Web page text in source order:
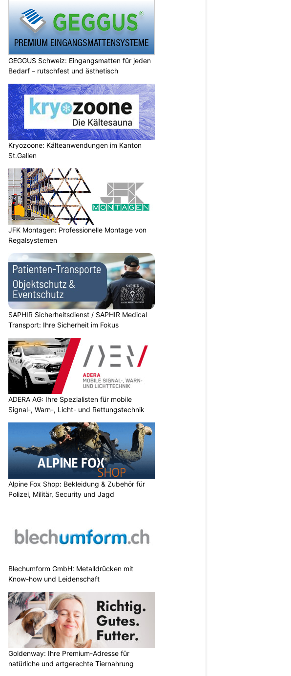
GEGGUS Schweiz: Eingangsmatten für jeden
Bedarf – rutschfest und ästhetisch
Kryozoone: Kälteanwendungen im Kanton
St.Gallen
JFK Montagen: Professionelle Montage von
Regalsystemen
SAPHIR Sicherheitsdienst / SAPHIR Medical
Transport: Ihre Sicherheit im Fokus
ADERA AG: Ihre Spezialisten für mobile
Signal-, Warn-, Licht- und Rettungstechnik
Alpine Fox Shop: Bekleidung & Zubehör für
Polizei, Militär, Security und Jagd
Blechumform GmbH: Metalldrücken mit
Know-how und Leidenschaft
Goldenway: Ihre Premium-Adresse für
natürliche und artgerechte Tiernahrung